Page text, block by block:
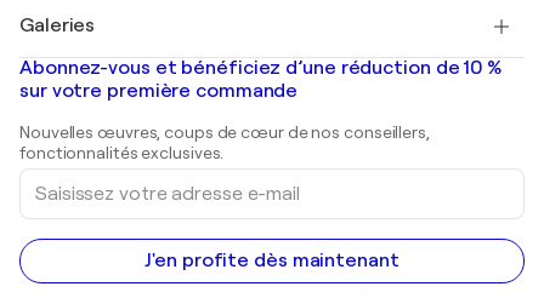
Banksy
Mr. Brainwash
Shepard Fairey
Tableaux abstraits à vendre
Peintures de paysage
Estampes
Peintures acryliques
Galeries
Galeries d'art en France
Galeries d'art en Belgique
Abonnez-vous et bénéficiez d’une réduction de 10 %
sur votre première commande
Nouvelles œuvres, coups de cœur de nos conseillers,
fonctionnalités exclusives.
Saisissez
votre
adresse
e-
mail
J'en profite dès maintenant